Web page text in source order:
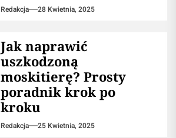
Redakcja 28 Kwietnia, 2025
Jak naprawić
uszkodzoną
moskitierę? Prosty
poradnik krok po
kroku
Redakcja 25 Kwietnia, 2025